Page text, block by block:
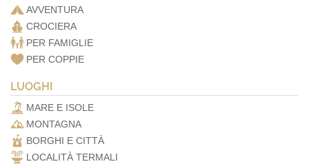
AVVENTURA
CROCIERA
PER FAMIGLIE
PER COPPIE
LUOGHI
MARE E ISOLE
MONTAGNA
BORGHI E CITTÀ
LOCALITÀ TERMALI